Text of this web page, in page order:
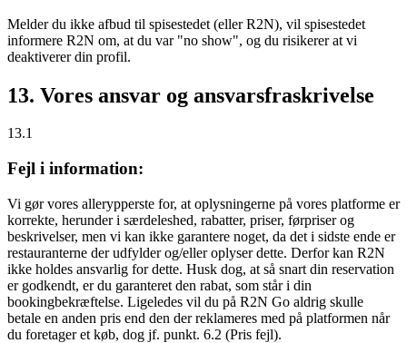
Melder du ikke afbud til spisestedet (eller R2N), vil spisestedet
informere R2N om, at du var "no show", og du risikerer at vi
deaktiverer din profil.
13. Vores ansvar og ansvarsfraskrivelse
13.1
Fejl i information:
Vi gør vores allerypperste for, at oplysningerne på vores platforme er
korrekte, herunder i særdeleshed, rabatter, priser, førpriser og
beskrivelser, men vi kan ikke garantere noget, da det i sidste ende er
restauranterne der udfylder og/eller oplyser dette. Derfor kan R2N
ikke holdes ansvarlig for dette. Husk dog, at så snart din reservation
er godkendt, er du garanteret den rabat, som står i din
bookingbekræftelse. Ligeledes vil du på R2N Go aldrig skulle
betale en anden pris end den der reklameres med på platformen når
du foretager et køb, dog jf. punkt. 6.2 (Pris fejl).